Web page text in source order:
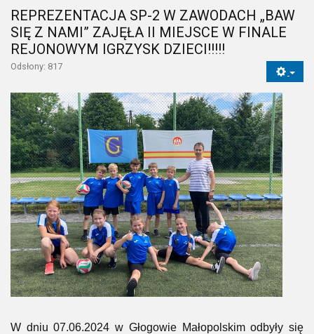
REPREZENTACJA SP-2 W ZAWODACH „BAW
SIĘ Z NAMI” ZAJĘŁA II MIEJSCE W FINALE
REJONOWYM IGRZYSK DZIECI!!!!!
Odsłony: 817
W dniu 07.06.2024 w Głogowie Małopolskim odbyły się